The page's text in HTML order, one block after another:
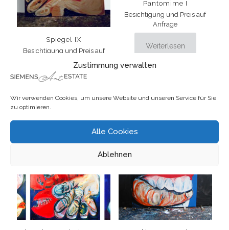
Zustimmung verwalten
Wir verwenden Cookies, um unsere Website und unseren Service für Sie
zu optimieren.
Alle Cookies
Ablehnen
Spiegel IX
Besichtigung und Preis auf
Anfrage
Weiterlesen
Pantomime I
Besichtigung und Preis auf
Anfrage
Weiterlesen